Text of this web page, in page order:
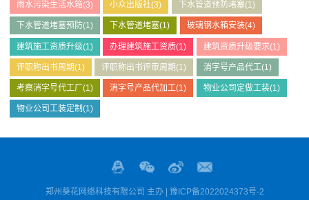
雨水污染生活水箱(3) 小众出版社(3) 下水管道预防堵塞(1)
下水管道堵塞预防(1) 下水管道堵塞(1) 玻璃钢水箱安装(4)
建筑施工资质升级(1) 办理建筑施工资质(1) 建筑资质升级要求(1)
评职称出书周期(1) 评职称出书评审周期 (1) 消字号产品代工(1)
考察消字号代工厂 (1) 消字号产品代加工(1) 物业公司定做工装(1)
物业公司工装定制 (1)
郑州葵花网络科技有限公司 主办 | 豫ICP备2022024373号-2